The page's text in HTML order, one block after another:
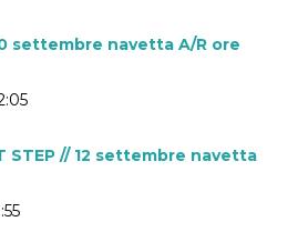
settembre navetta A/R ore
STEP // 12 settembre navetta